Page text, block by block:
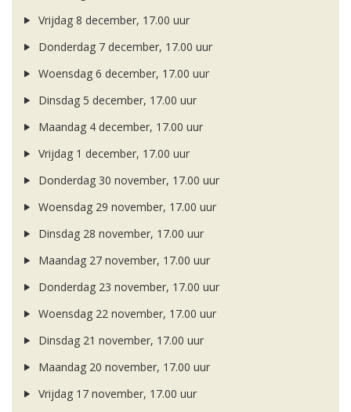
Vrijdag 8 december, 17.00 uur
Donderdag 7 december, 17.00 uur
Woensdag 6 december, 17.00 uur
Dinsdag 5 december, 17.00 uur
Maandag 4 december, 17.00 uur
Vrijdag 1 december, 17.00 uur
Donderdag 30 november, 17.00 uur
Woensdag 29 november, 17.00 uur
Dinsdag 28 november, 17.00 uur
Maandag 27 november, 17.00 uur
Donderdag 23 november, 17.00 uur
Woensdag 22 november, 17.00 uur
Dinsdag 21 november, 17.00 uur
Maandag 20 november, 17.00 uur
Vrijdag 17 november, 17.00 uur